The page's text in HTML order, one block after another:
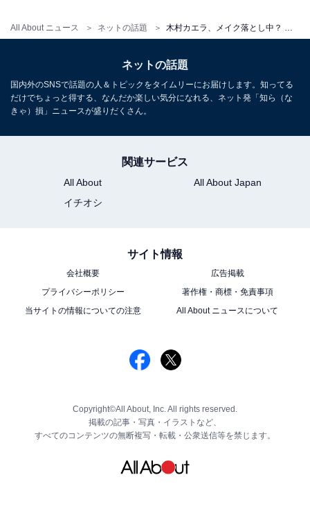
All About ニュース ネットの話題
ネットの話題
国内外のSNSで話題の人＆トピックをタイムリーにお届けします。知ってる
だけでちょっと得する、なんだか楽しい気分になれる、ネット発「知ら（な
きゃ）損」ニュースが盛りだくさん。
関連サービス
All About
All About Japan
イチオシ
サイト情報
会社概要
広告掲載
プライバシーポリシー
著作権・商標・免責事項
当サイトの情報についての注意
All About ニュースについて
Copyright©All About, Inc. All rights reserved.
掲載の記事・写真・イラストなど、
すべてのコンテンツの無断複写・転載・公衆送信等を禁じます。